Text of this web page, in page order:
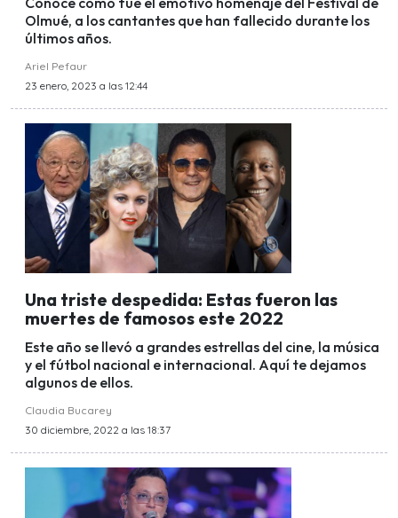
Olmué, a los cantantes que han fallecido durante los
últimos años.
Ariel Pefaur
23 enero, 2023 a las 12:44
Una triste despedida: Estas fueron las
muertes de famosos este 2022
Este año se llevó a grandes estrellas del cine, la música
y el fútbol nacional e internacional. Aquí te dejamos
algunos de ellos.
Claudia Bucarey
30 diciembre, 2022 a las 18:37